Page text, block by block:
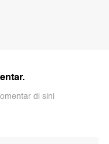
di sini